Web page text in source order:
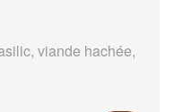
viande hachée,